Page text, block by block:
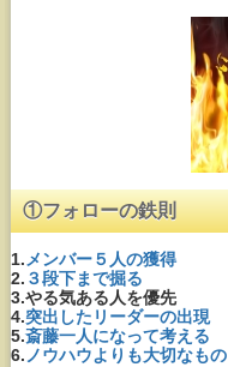
①フォローの鉄則
1.メンバー５人の獲得
2. ３段下まで掘る
3.やる気ある人を優先
4.突出したリーダーの出現
5.斎藤一人になって考える
6.ノウハウよりも大切なもの